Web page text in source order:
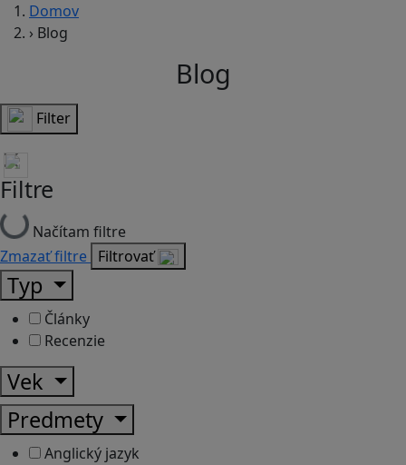
Domov
› Blog
Blog
Filter
Filtre
Načítam filtre
Zmazať filtre Filtrovať
Typ
Články
Recenzie
Vek
Predmety
Anglický jazyk